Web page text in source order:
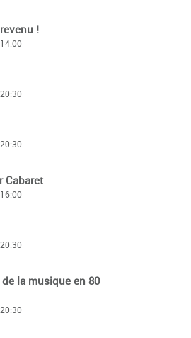
!
Cabaret
la musique en 80